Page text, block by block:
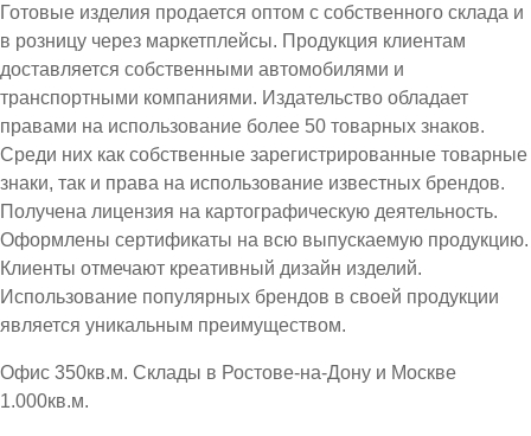
Готовые изделия продается оптом с собственного склада и
в розницу через маркетплейсы. Продукция клиентам
доставляется собственными автомобилями и
транспортными компаниями. Издательство обладает
правами на использование более 50 товарных знаков.
Среди них как собственные зарегистрированные товарные
знаки, так и права на использование известных брендов.
Получена лицензия на картографическую деятельность.
Оформлены сертификаты на всю выпускаемую продукцию.
Клиенты отмечают креативный дизайн изделий.
Использование популярных брендов в своей продукции
является уникальным преимуществом.
Офис 350кв.м. Склады в Ростове-на-Дону и Москве
1.000кв.м.